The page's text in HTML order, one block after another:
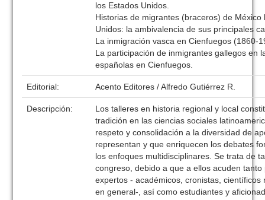
los Estados Unidos.
Historias de migrantes (braceros) de México
Unidos: la ambivalencia de sus principales
La inmigración vasca en Cienfuegos (1860-
La participación de inmigrantes gallegos en
españolas en Cienfuegos.
Editorial: Acento Editores / Alfredo Gutiérrez R.
Descripción:
Los talleres en historia regional y local
tradición en las ciencias sociales
respeto y consolidación a la diversidad de
representan y que enriquecen los debates
los enfoques multidisciplinares. Se trata de
congreso, debido a que a ellos acuden tanto
expertos - académicos, cronistas, científicos
en general-, así como estudiantes y